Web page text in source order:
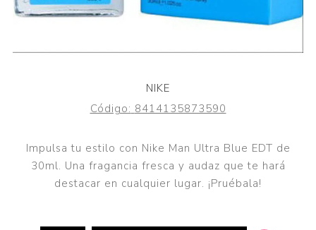
NIKE
Código: 8414135873590
Impulsa tu estilo con Nike Man Ultra Blue EDT de
30ml. Una fragancia fresca y audaz que te hará
destacar en cualquier lugar. ¡Pruébala!